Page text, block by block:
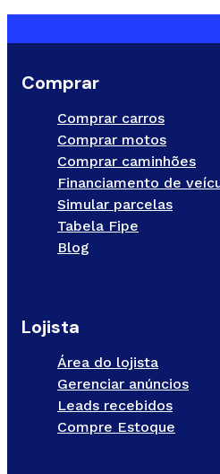
Comprar
Comprar carros
Comprar motos
Comprar caminhões
Financiamento de
Simular parcelas
Tabela Fipe
Blog
Lojista
Área do lojista
Gerenciar anúncios
Leads recebidos
Compre Estoque